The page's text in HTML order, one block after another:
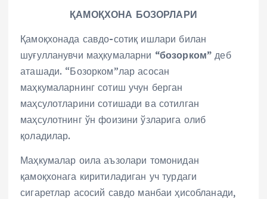
ҚАМОҚХОНА БОЗОРЛАРИ
Қамоқхонада савдо-сотиқ ишлари билан
шуғулланувчи маҳкумаларни “бозорком” деб
аташади. “Бозорком”лар асосан
маҳкумаларнинг сотиш учун берган
маҳсулотларини сотишади ва сотилган
маҳсулотнинг ўн фоизини ўзларига олиб
қоладилар.
Маҳкумалар оила аъзолари томонидан
қамоқхонага киритиладиган уч турдаги
сигаретлар асосий савдо манбаи ҳисобланади,